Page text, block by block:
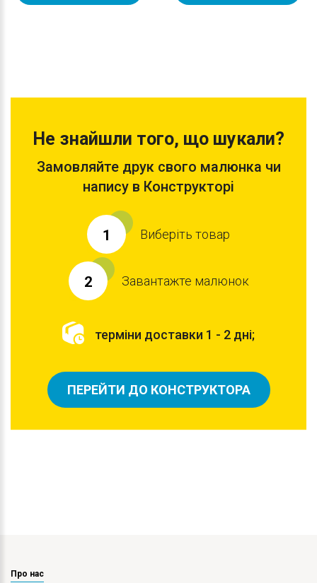
Не знайшли того, що шукали?
Замовляйте друк свого малюнка чи
напису в Конструкторі
1 Виберіть товар
2 Завантажте малюнок
терміни доставки 1 - 2 дні;
ПЕРЕЙТИ ДО КОНСТРУКТОРА
Про нас